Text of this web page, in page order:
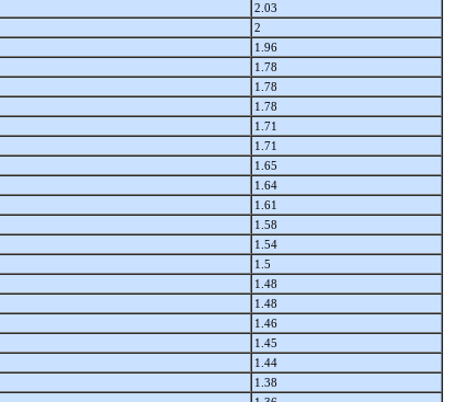
2.03
2
1.96
1.78
1.78
1.78
1.71
1.71
1.65
1.64
1.61
1.58
1.54
1.5
1.48
1.48
1.46
1.45
1.44
1.38